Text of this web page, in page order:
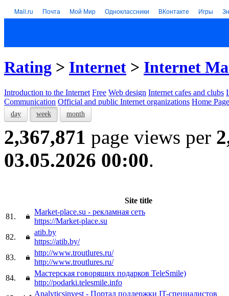
Mail.ru Почта Мой Мир Одноклассники ВКонтакте Игры
Rating > Internet > Internet
Introduction to the Internet Free Web design Internet cafes and clubs
Communication Official and public Internet organizations Home
day week month
2,367,871 page views per
03.05.2026 00:00.
Site title
81.
Market-place.su - рекламная сеть
https://Market-place.su
82.
atib.by
https://atib.by/
83.
http://www.troutlures.ru/
http://www.troutlures.ru/
84.
Мастерская говорящих подарков TeleSmile)
http://podarki.telesmile.info
Analyticsinvest - Портал поддержки IT-специалистов